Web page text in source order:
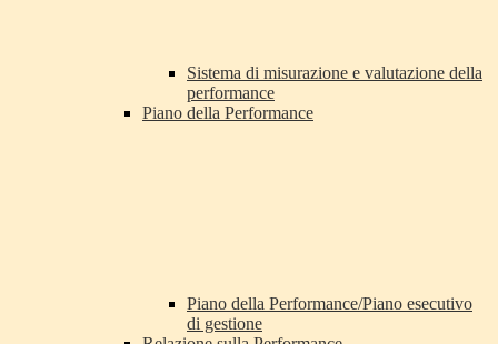
Sistema di misurazione e valutazione della
performance
Piano della Performance
Piano della Performance/Piano esecutivo
di gestione